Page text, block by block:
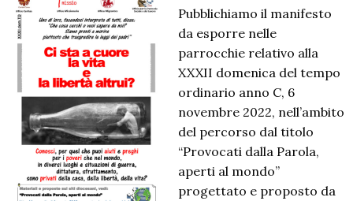
Pubblichiamo il manifesto
da esporre nelle
parrocchie relativo alla
XXXII domenica del tempo
ordinario anno C, 6
novembre 2022, nell’ambito
del percorso dal titolo
“Provocati dalla Parola,
aperti al mondo”
progettato e proposto da